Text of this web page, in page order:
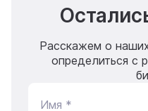
Расскажем о
определиться с
Имя *